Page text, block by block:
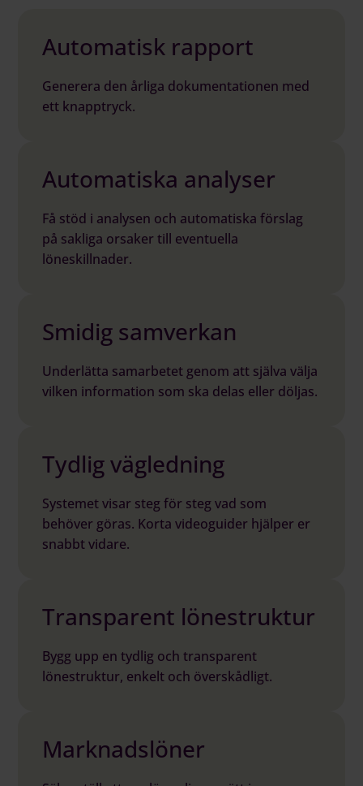
Automatisk rapport
Generera den årliga dokumentationen med
ett knapptryck.
Automatiska analyser
Få stöd i analysen och automatiska förslag
på sakliga orsaker till eventuella
löneskillnader.
Smidig samverkan
Underlätta samarbetet genom att själva välja
vilken information som ska delas eller döljas.
Tydlig vägledning
Systemet visar steg för steg vad som
behöver göras. Korta videoguider hjälper er
snabbt vidare.
Transparent lönestruktur
Bygg upp en tydlig och transparent
lönestruktur, enkelt och överskådligt.
Marknadslöner